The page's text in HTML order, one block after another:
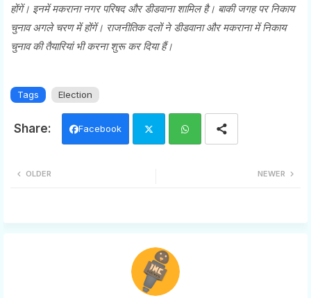
होंगें। इनमें मकराना नगर परिषद और डीडवाना शामिल है। बाकी जगह पर निकाय
चुनाव अगले चरण में होंगें। राजनीतिक दलों ने डीडवाना और मकराना में निकाय
चुनाव की तैयारियां भी करना शुरू कर दिया हैं।
Tags Election
Facebook
NEWER
OLDER